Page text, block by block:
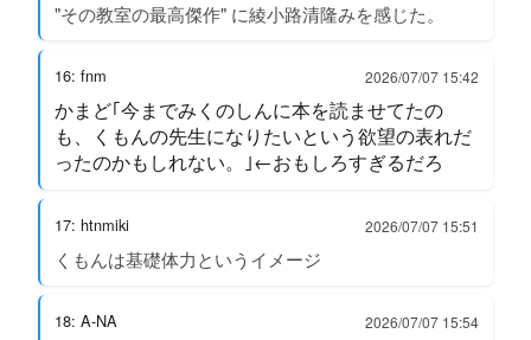
"その教室の最高傑作" に綾小路清隆みを感じた。
16: fnm 2026/07/07 15:42
かまど｢今までみくのしんに本を読ませてたの
も、くもんの先生になりたいという欲望の表れだ
ったのかもしれない。｣←おもしろすぎるだろ
17: htnmiki 2026/07/07 15:51
くもんは基礎体力というイメージ
18: A-NA 2026/07/07 15:54